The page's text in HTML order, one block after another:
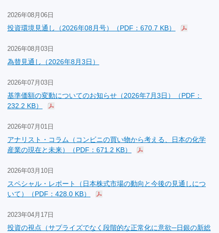
2026年08月06日
投資環境見通し（2026年08月号）（PDF：670.7 KB）
2026年08月03日
為替見通し（2026年8月3日）
2026年07月03日
基準価額の変動についてのお知らせ（2026年7月3日）（PDF：
232.2 KB）
2026年07月01日
アナリスト・コラム（コンビニの買い物から考える、日本の化学
産業の現在と未来）（PDF：671.2 KB）
2026年03月10日
スペシャル・レポート（日本株式市場の動向と今後の見通しにつ
いて）（PDF：428.0 KB）
2023年04月17日
投資の視点（サプライズでなく段階的な正常化に意欲─日銀の新総